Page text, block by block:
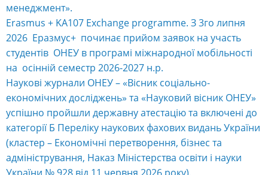
менеджмент».
Erasmus + KA107 Exchange programme. З 3го липня
2026 Еразмус+ починає прийом заявок на участь
студентів ОНЕУ в програмі міжнародної мобільності
на осінній семестр 2026-2027 н.р.
Наукові журнали ОНЕУ – «Вісник соціально-
економічних досліджень» та «Науковий вісник ОНЕУ»
успішно пройшли державну атестацію та включені до
категорії Б Переліку наукових фахових видань України
(кластер – Економічні перетворення, бізнес та
адміністрування, Наказ Міністерства освіти і науки